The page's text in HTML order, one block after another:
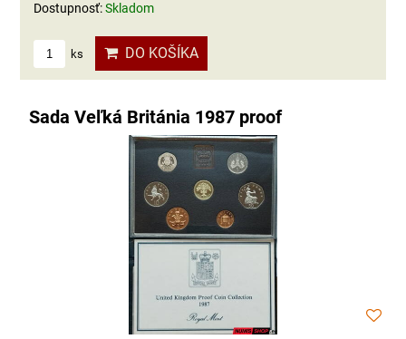
Dostupnosť:Skladom
ks DO KOŠÍKA
Sada Veľká Británia 1987 proof